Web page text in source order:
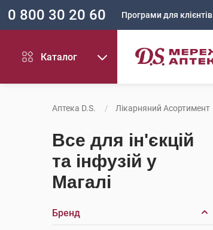
0 800 30 20 60 Програми для клієнтів
Каталог
Аптека D.S. Лікарняний Асортимент
Все для ін'єкцій
та інфузій у
Магалі
Бренд